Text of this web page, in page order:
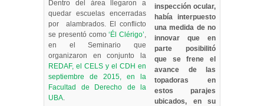
Dentro del área llegaron a
quedar escuelas encerradas
por alambrados. El conflicto
se presentó como‘Él Clérigo’
en el Seminario que
organizaron en conjunto la
REDAF, el CELS y el CDH en
septiembre de 2015, en la
Facultad de Derecho de la
UBA
inspección ocular,
había interpuesto
una medida de no
innovar que en
parte posibilitó
que se frene el
avance de las
topadoras en
estos parajes
ubicados, en su